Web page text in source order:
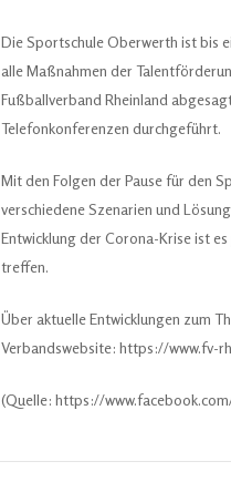
Die Sportschule Oberwerth ist bis
alle Maßnahmen der
Fußballverband Rheinland
Telefonkonferenzen durchgeführt.
Mit den Folgen der Pause für den
verschiedene Szenarien und
Entwicklung der Corona-Krise ist
treffen.
Über aktuelle Entwicklungen zum
Verbandswebsite: https://www.fv-
(Quelle: https://